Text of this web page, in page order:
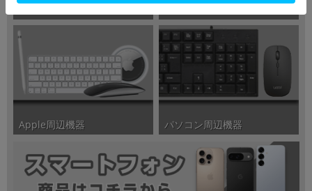
Apple周辺機器 パソコン周辺機器